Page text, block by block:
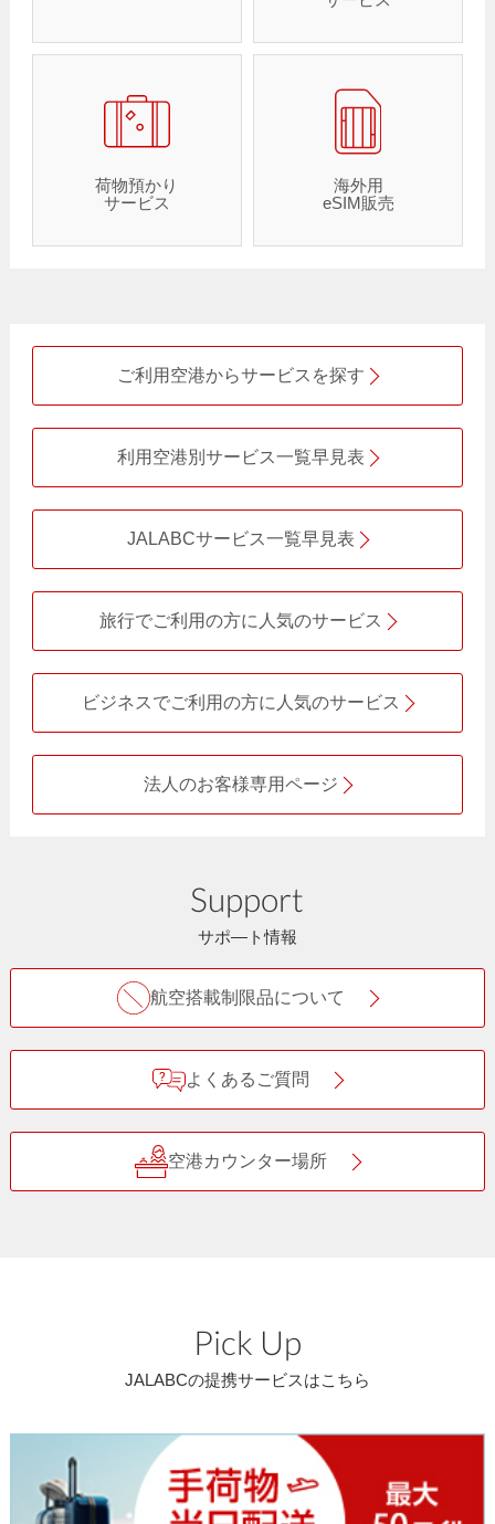
荷物預かり
サービス
海外用
eSIM販売
ご利用空港からサービスを探す
利用空港別サービス一覧早見表
JALABCサービス一覧早見表
旅行でご利用の方に人気のサービス
ビジネスでご利用の方に人気のサービス
法人のお客様専用ページ
Support
サポ―ト情報
航空搭載制限品について
よくあるご質問
空港カウンター場所
Pick Up
JALABCの提携サービスはこちら